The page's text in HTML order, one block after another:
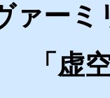
ァー
「